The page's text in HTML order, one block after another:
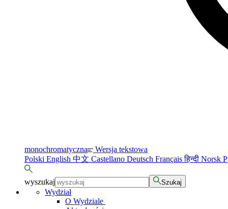
monochromatyczna
Wersja tekstowa
Polski English 中文 Castellano Deutsch Françaisहिन्दी Norsk
wyszukaj Szukaj
Wydział
O Wydziale